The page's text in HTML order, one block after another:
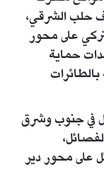
حلب الشرقي،
على محور
حماية
بالطائرات
في جنوب وشرق
عناصر الفصائل،
على محور دير